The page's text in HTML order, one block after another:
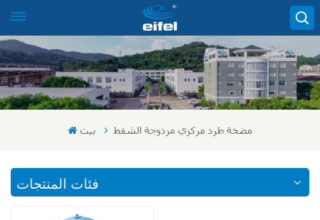
بيت مضخة طرد مركزي مزدوجة الشفط
فئات المنتجات